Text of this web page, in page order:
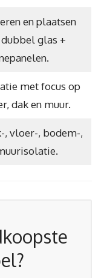
en plaatsen
glas +
met focus op
dak en muur.
, vloer-, bodem-,